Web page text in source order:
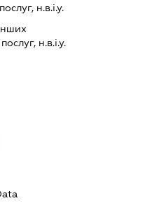
н.в.і.у.
н.в.і.у.